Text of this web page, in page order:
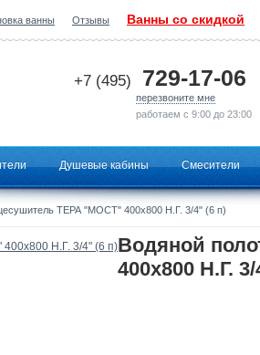
ванны Отзывы Ванны со скидкой
+7 (495) 729-17-06
перезвоните мне
работаем с 9:00 до 23:00
Душевые кабины Смесители
ТЕРА "МОСТ" 400х800 Н.Г. 3/4" (6 п)
Водяной
400х800 Н.Г.